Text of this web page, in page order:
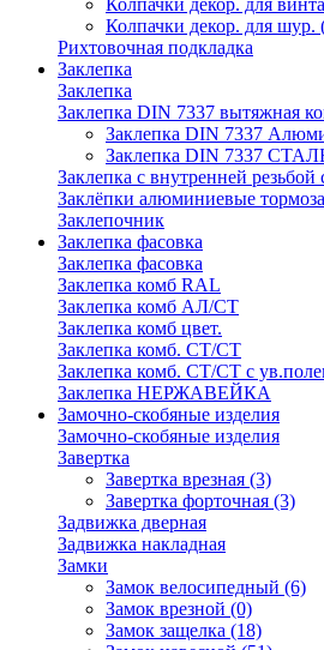
Колпачки декор. для
Колпачки декор. для шур.
Рихтовочная подкладка
Заклепка
Заклепка
Заклепка DIN 7337 вытяжная
Заклепка DIN 7337
Заклепка DIN 7337
Заклепка с внутренней резьбой
Заклёпки алюминиевые
Заклепочник
Заклепка фасовка
Заклепка фасовка
Заклепка комб RAL
Заклепка комб АЛ/СТ
Заклепка комб цвет.
Заклепка комб. СТ/СТ
Заклепка комб. СТ/СТ с
Заклепка НЕРЖАВЕЙКА
Замочно-скобяные изделия
Замочно-скобяные изделия
Завертка
Завертка врезная (3)
Завертка форточная (3)
Задвижка дверная
Задвижка накладная
Замки
Замок велосипедный (6)
Замок врезной (0)
Замок защелка (18)